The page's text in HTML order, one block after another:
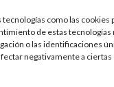
como las cookies
de estas
o las identificaciones
negativamente a